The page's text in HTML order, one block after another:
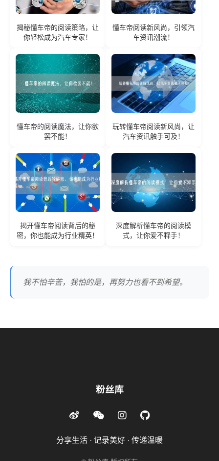
揭秘懂车帝的阅读策略，让
你轻松成为汽车专家！
懂车帝阅读新风尚，引领汽
车资讯潮流！
懂车帝的阅读魔法，让你欲
罢不能！
玩转懂车帝阅读新风尚，让
汽车资讯触手可及！
揭开懂车帝阅读背后的秘
密，你也能成为行业精英！
深度解析懂车帝的阅读模
式，让你爱不释手！
我不怕辛苦，我怕的是，再努力也看不到希望。
粉丝库
分享生活 · 记录美好 · 传递温暖